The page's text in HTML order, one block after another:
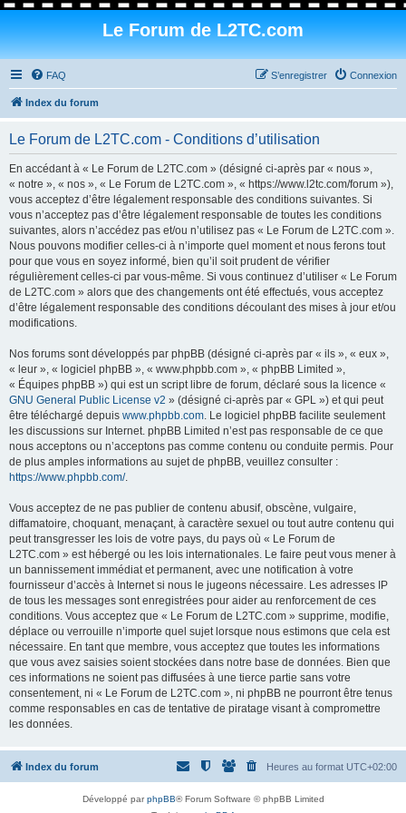
Le Forum de L2TC.com
FAQ Connexion
S’enregistrer
Index du forum
Le Forum de L2TC.com - Conditions d’utilisation
En accédant à « Le Forum de L2TC.com » (désigné ci-après par « nous »,
« notre », « nos », « Le Forum de L2TC.com », « https://www.l2tc.com/forum »),
vous acceptez d’être légalement responsable des conditions suivantes. Si
vous n’acceptez pas d’être légalement responsable de toutes les conditions
suivantes, alors n’accédez pas et/ou n’utilisez pas « Le Forum de L2TC.com ».
Nous pouvons modifier celles-ci à n’importe quel moment et nous ferons tout
pour que vous en soyez informé, bien qu’il soit prudent de vérifier
régulièrement celles-ci par vous-même. Si vous continuez d’utiliser « Le Forum
de L2TC.com » alors que des changements ont été effectués, vous acceptez
d’être légalement responsable des conditions découlant des mises à jour et/ou
modifications.
Nos forums sont développés par phpBB (désigné ci-après par « ils », « eux »,
« leur », « logiciel phpBB », « www.phpbb.com », « phpBB Limited »,
« Équipes phpBB ») qui est un script libre de forum, déclaré sous la licence «
GNU General Public License v2 » (désigné ci-après par « GPL ») et qui peut
être téléchargé depuis www.phpbb.com. Le logiciel phpBB facilite seulement
les discussions sur Internet. phpBB Limited n’est pas responsable de ce que
nous acceptons ou n’acceptons pas comme contenu ou conduite permis. Pour
de plus amples informations au sujet de phpBB, veuillez consulter :
https://www.phpbb.com/.
Vous acceptez de ne pas publier de contenu abusif, obscène, vulgaire,
diffamatoire, choquant, menaçant, à caractère sexuel ou tout autre contenu qui
peut transgresser les lois de votre pays, du pays où « Le Forum de
L2TC.com » est hébergé ou les lois internationales. Le faire peut vous mener à
un bannissement immédiat et permanent, avec une notification à votre
fournisseur d’accès à Internet si nous le jugeons nécessaire. Les adresses IP
de tous les messages sont enregistrées pour aider au renforcement de ces
conditions. Vous acceptez que « Le Forum de L2TC.com » supprime, modifie,
déplace ou verrouille n’importe quel sujet lorsque nous estimons que cela est
nécessaire. En tant que membre, vous acceptez que toutes les informations
que vous avez saisies soient stockées dans notre base de données. Bien que
ces informations ne soient pas diffusées à une tierce partie sans votre
consentement, ni « Le Forum de L2TC.com », ni phpBB ne pourront être tenus
comme responsables en cas de tentative de piratage visant à compromettre
les données.
Index du forum Heures au format UTC+02:00
Développé parphpBB® Forum Software © phpBB Limited